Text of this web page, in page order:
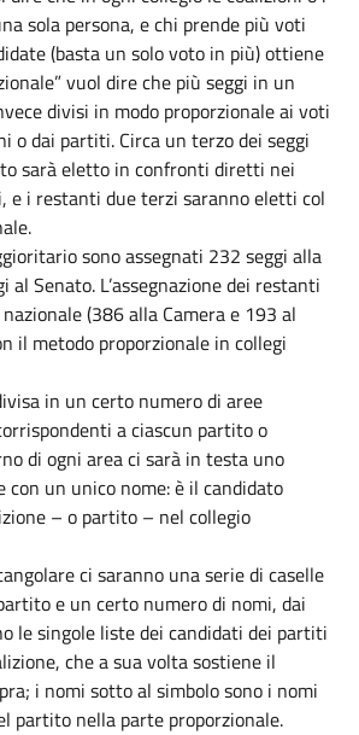
sola persona, e chi prende più voti
(basta un solo voto in più) ottiene
vuol dire che più seggi in un
divisi in modo proporzionale ai voti
o dai partiti. Circa un terzo dei seggi
sarà eletto in confronti diretti nei
e i restanti due terzi saranno eletti col
sono assegnati 232 seggi alla
al Senato. L’assegnazione dei restanti
(386 alla Camera e 193 al
il metodo proporzionale in collegi
in un certo numero di aree
a ciascun partito o
di ogni area ci sarà in testa uno
con un unico nome: è il candidato
– o partito – nel collegio
ci saranno una serie di caselle
e un certo numero di nomi, dai
le singole liste dei candidati dei partiti
che a sua volta sostiene il
i nomi sotto al simbolo sono i nomi
partito nella parte proporzionale.